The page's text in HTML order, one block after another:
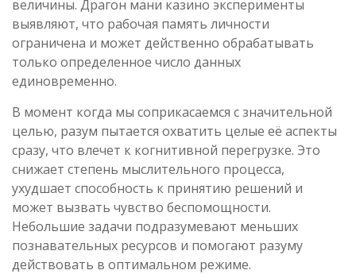
величины. Драгон мани казино эксперименты
выявляют, что рабочая память личности
ограничена и может действенно обрабатывать
только определенное число данных
единовременно.
В момент когда мы соприкасаемся с значительной
целью, разум пытается охватить целые её аспекты
сразу, что влечет к когнитивной перегрузке. Это
снижает степень мыслительного процесса,
ухудшает способность к принятию решений и
может вызвать чувство беспомощности.
Небольшие задачи подразумевают меньших
познавательных ресурсов и помогают разуму
действовать в оптимальном режиме.